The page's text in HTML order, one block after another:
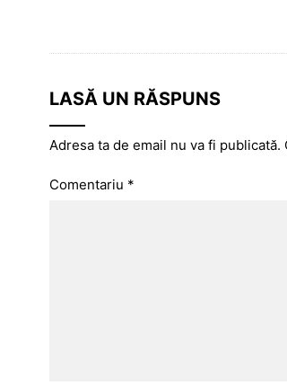
LASĂ UN RĂSPUNS
Adresa ta de email nu va fi publicată.
Comentariu *